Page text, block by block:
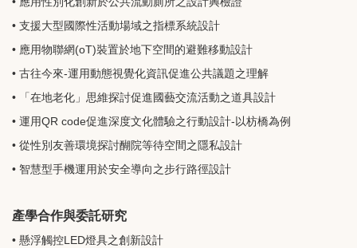
• 支援大型國際性活動場域之指標系統設計
• 應用物聯網(oT)裝置於地下空間的避難移動設計
• 古往今來-運用動態視覺化資訊促進公共議題之理解
• 「在地老化」思維探討促進國藝交流活動之道具設計
• 運用QR code促進深度文化體驗之行動設計-以枋橋為例
• 從性別友善環境探討醐院等待空間之隱私設計
• 智慧型手機運用於安全導向之步行路徑設計
產學合作與委託研究
• 懸浮觸控LED燈具之創新設計